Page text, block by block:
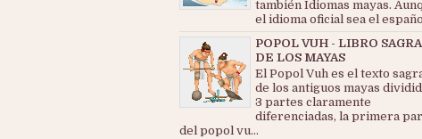
también Idiomas mayas.
el idioma oficial sea el
POPOL VUH - LIBRO
DE LOS MAYAS
El Popol Vuh es el texto
de los antiguos mayas
3 partes claramente
diferenciadas, la primera
del popol vu...